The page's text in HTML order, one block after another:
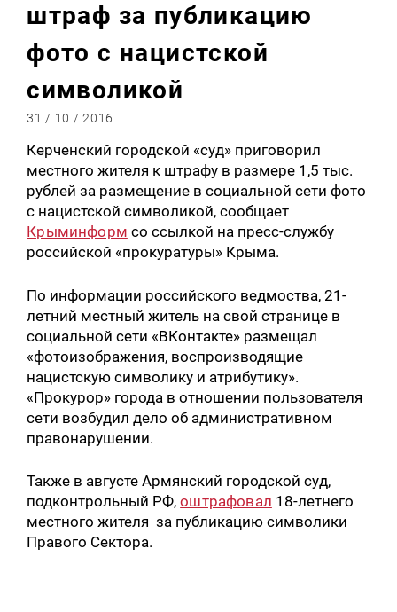
штраф за публикацию
фото с нацистской
символикой
31 / 10 / 2016
Керченский городской «суд» приговорил
местного жителя к штрафу в размере 1,5 тыс.
рублей за размещение в социальной сети фото
с нацистской символикой, сообщает
Крыминформ со ссылкой на пресс-службу
российской «прокуратуры» Крыма.
По информации российского ведмоства, 21-
летний местный житель на свой странице в
социальной сети «ВКонтакте» размещал
«фотоизображения, воспроизводящие
нацистскую символику и атрибутику».
«Прокурор» города в отношении пользователя
сети возбудил дело об административном
правонарушении.
Также в августе Армянский городской суд,
подконтрольный РФ,оштрафовал 18-летнего
местного жителя за публикацию символики
Правого Сектора.